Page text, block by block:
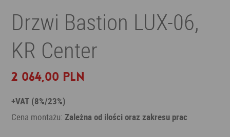
Drzwi Bastion LUX-06,
KR Center
2 064,00 PLN
+VAT (8%/23%)
Cena montażu:Zależna od ilości oraz zakresu prac